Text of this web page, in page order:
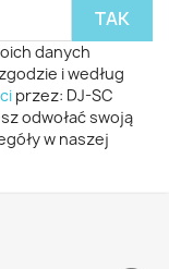
danych
i według
przez: DJ-SC
odwołać swoją
w naszej